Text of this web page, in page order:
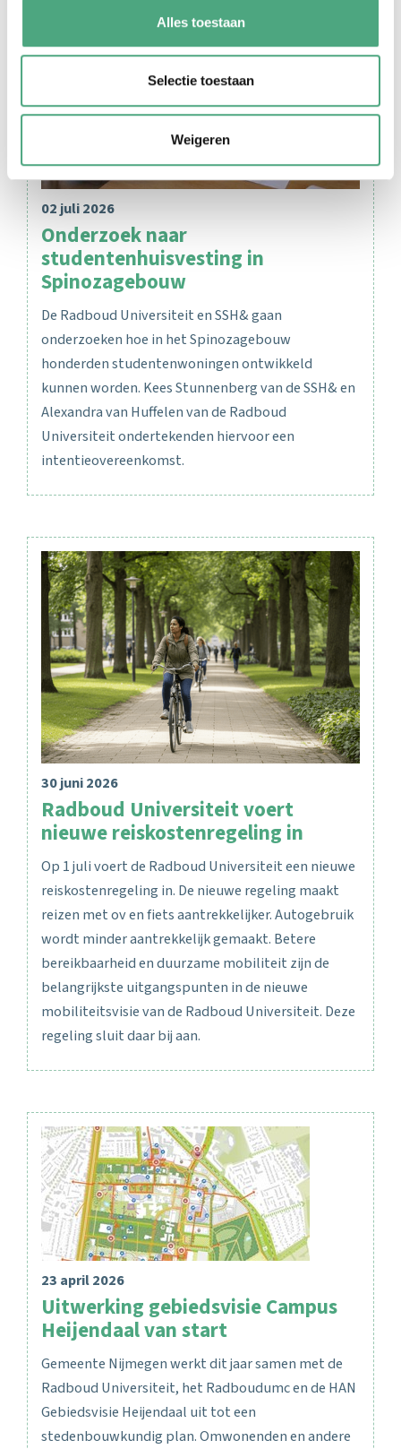
Alles toestaan
Selectie toestaan
Weigeren
02 juli 2026
Onderzoek naar
studentenhuisvesting in
Spinozagebouw
De Radboud Universiteit en SSH& gaan
onderzoeken hoe in het Spinozagebouw
honderden studentenwoningen ontwikkeld
kunnen worden. Kees Stunnenberg van de SSH& en
Alexandra van Huffelen van de Radboud
Universiteit ondertekenden hiervoor een
intentieovereenkomst.
30 juni 2026
Radboud Universiteit voert
nieuwe reiskostenregeling in
Op 1 juli voert de Radboud Universiteit een nieuwe
reiskostenregeling in. De nieuwe regeling maakt
reizen met ov en fiets aantrekkelijker. Autogebruik
wordt minder aantrekkelijk gemaakt. Betere
bereikbaarheid en duurzame mobiliteit zijn de
belangrijkste uitgangspunten in de nieuwe
mobiliteitsvisie van de Radboud Universiteit. Deze
regeling sluit daar bij aan.
23 april 2026
Uitwerking gebiedsvisie Campus
Heijendaal van start
Gemeente Nijmegen werkt dit jaar samen met de
Radboud Universiteit, het Radboudumc en de HAN
Gebiedsvisie Heijendaal uit tot een
stedenbouwkundig plan. Omwonenden en andere